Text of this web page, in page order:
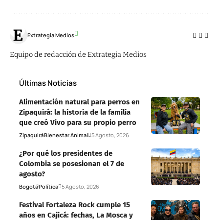
Extrategia Medios
Equipo de redacción de Extrategia Medios
Últimas Noticias
Alimentación natural para perros en
Zipaquirá: la historia de la familia
que creó Vivo para su propio perro
ZipaquiráBienestar Animal 5 Agosto, 2026
¿Por qué los presidentes de
Colombia se posesionan el 7 de
agosto?
BogotáPolítica 5 Agosto, 2026
Festival Fortaleza Rock cumple 15
años en Cajicá: fechas, La Mosca y